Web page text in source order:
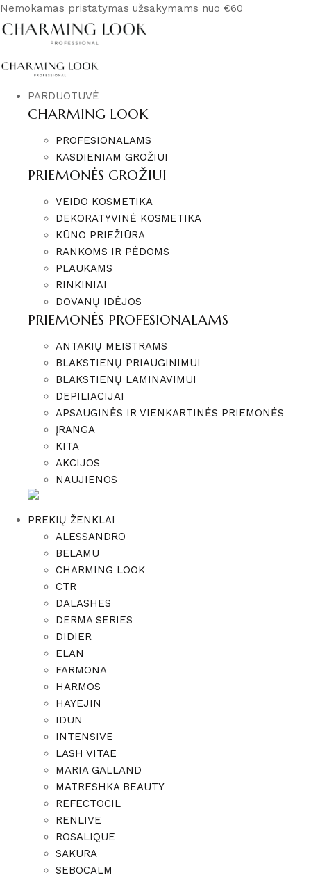
Nemokamas pristatymas užsakymams nuo €60
PARDUOTUVĖ
CHARMING LOOK
PROFESIONALAMS
KASDIENIAM GROŽIUI
PRIEMONĖS GROŽIUI
VEIDO KOSMETIKA
DEKORATYVINĖ KOSMETIKA
KŪNO PRIEŽIŪRA
RANKOMS IR PĖDOMS
PLAUKAMS
RINKINIAI
DOVANŲ IDĖJOS
PRIEMONĖS PROFESIONALAMS
ANTAKIŲ MEISTRAMS
BLAKSTIENŲ PRIAUGINIMUI
BLAKSTIENŲ LAMINAVIMUI
DEPILIACIJAI
APSAUGINĖS IR VIENKARTINĖS PRIEMONĖS
ĮRANGA
KITA
AKCIJOS
NAUJIENOS
PREKIŲ ŽENKLAI
ALESSANDRO
BELAMU
CHARMING LOOK
CTR
DALASHES
DERMA SERIES
DIDIER
ELAN
FARMONA
HARMOS
HAYEJIN
IDUN
INTENSIVE
LASH VITAE
MARIA GALLAND
MATRESHKA BEAUTY
REFECTOCIL
RENLIVE
ROSALIQUE
SAKURA
SEBOCALM